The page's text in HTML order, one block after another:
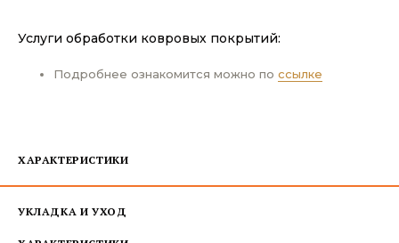
Услуги обработки ковровых покрытий:
Подробнее ознакомится можно по ссылке
ХАРАКТЕРИСТИКИ
УКЛАДКА И УХОД